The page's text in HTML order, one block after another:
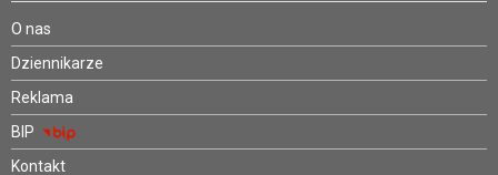
O nas
Dziennikarze
Reklama
BIP
Kontakt